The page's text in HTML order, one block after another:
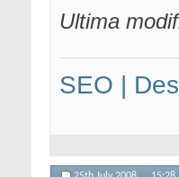
Ultima
SEO |